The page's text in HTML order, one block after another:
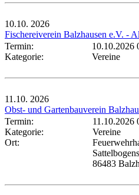
10.10. 2026
Fischereiverein Balzhausen e.V. -
Termin:
10.10.2026
Kategorie:
Vereine
11.10. 2026
Obst- und Gartenbauverein
Termin:
11.10.2026
Kategorie:
Vereine
Ort:
86483